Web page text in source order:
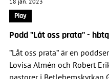
18 jan. 2023
Play
Podd "Låt oss prata" -
”Låt oss prata” är en